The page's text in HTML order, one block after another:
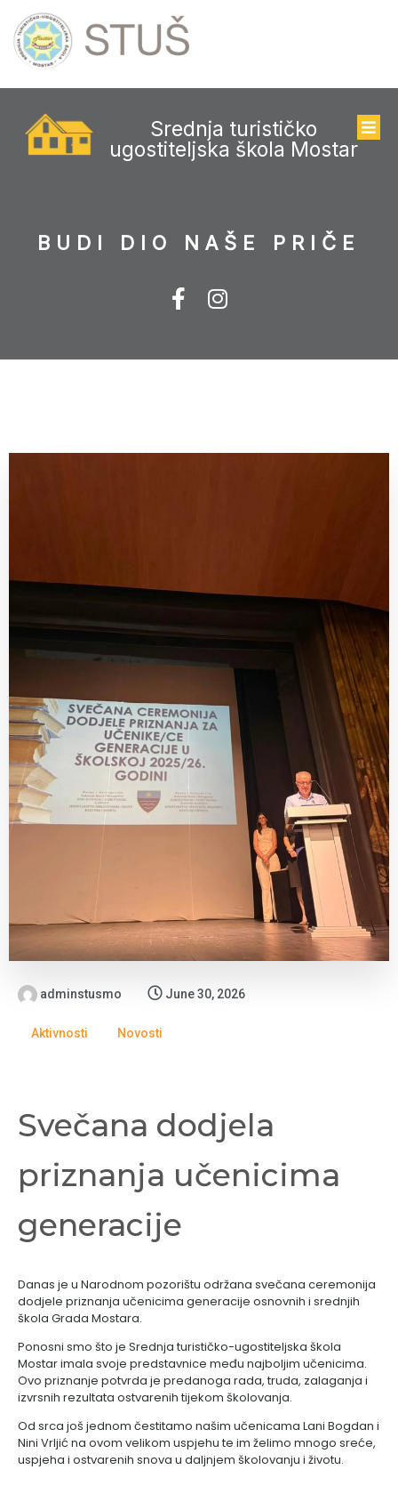
Srednja turističko
ugostiteljska škola Mostar
BUDI DIO NAŠE PRIČE
adminstusmo June 30, 2026
Aktivnosti Novosti
Svečana dodjela
priznanja učenicima
generacije
Danas je u Narodnom pozorištu održana svečana ceremonija
dodjele priznanja učenicima generacije osnovnih i srednjih
škola Grada Mostara.
Ponosni smo što je Srednja turističko-ugostiteljska škola
Mostar imala svoje predstavnice među najboljim učenicima.
Ovo priznanje potvrda je predanoga rada, truda, zalaganja i
izvrsnih rezultata ostvarenih tijekom školovanja.
Od srca još jednom čestitamo našim učenicama Lani Bogdan i
Nini Vrljić na ovom velikom uspjehu te im želimo mnogo sreće,
uspjeha i ostvarenih snova u daljnjem školovanju i životu.